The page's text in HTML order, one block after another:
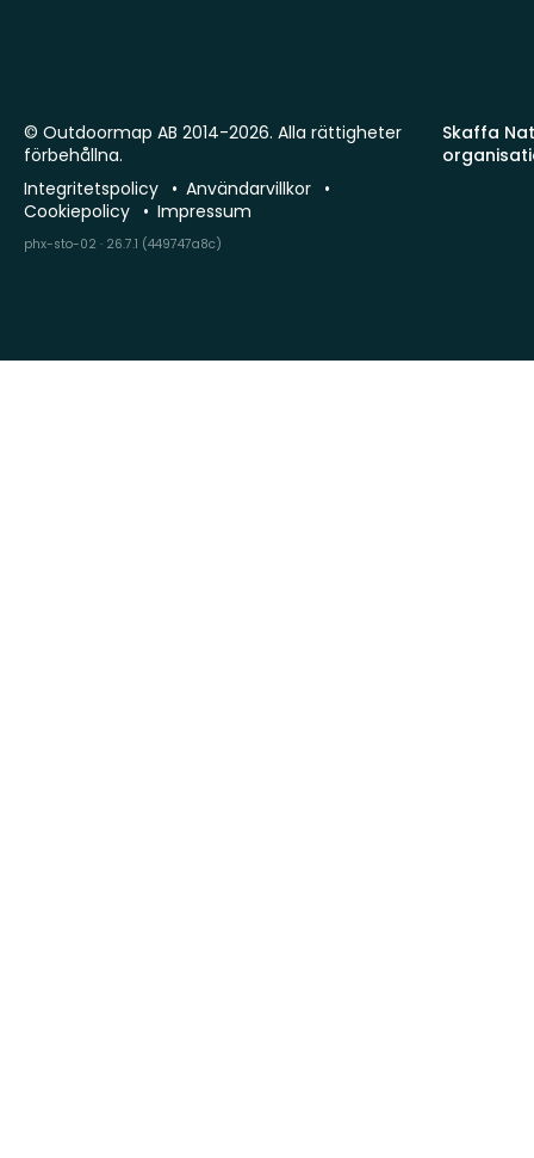
Skaffa
© Outdoormap AB 2014-2026. Alla rättigheter
förbehållna.
Integritetspolicy
Användarvillkor
Cookiepolicy
Impressum
phx-sto-02 · 26.7.1 (449747a8c)